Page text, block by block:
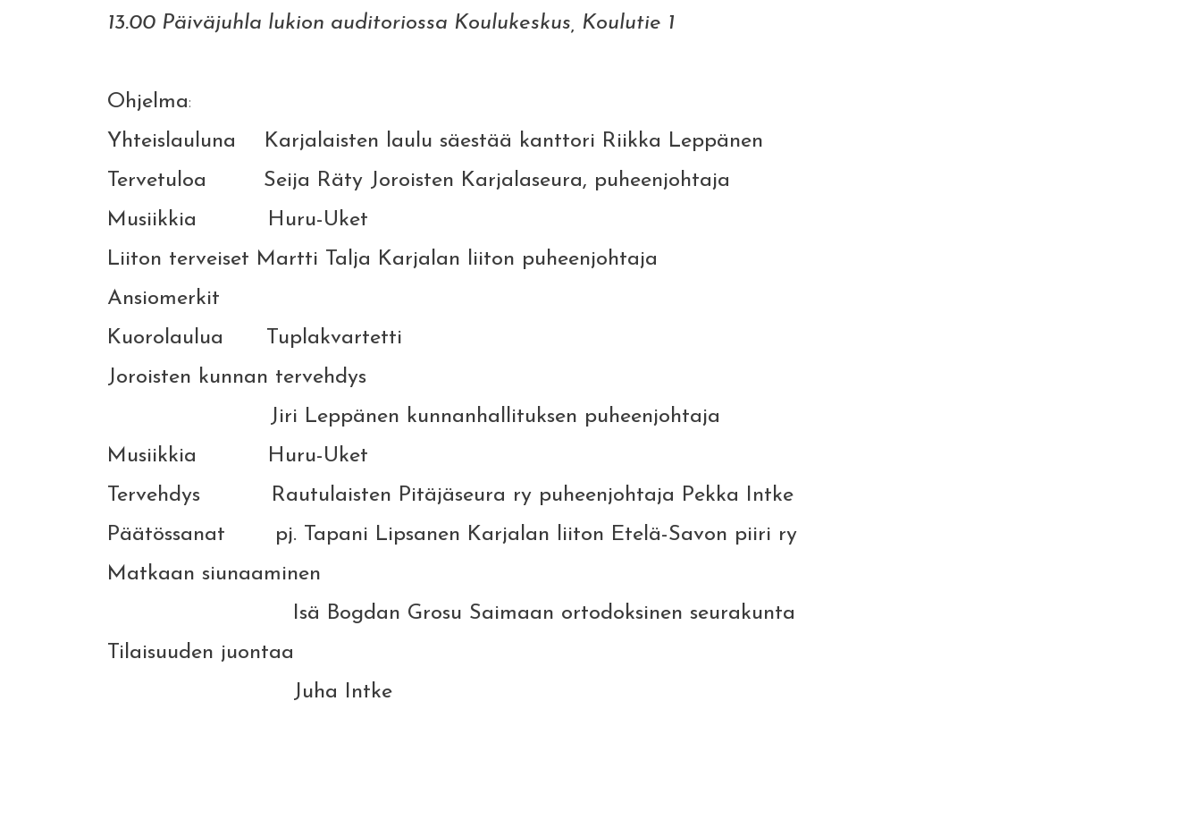
13.00 Päiväjuhla lukion auditoriossa Koulukeskus, Koulutie 1
Ohjelma:
Yhteislauluna Karjalaisten laulu säestää kanttori Riikka Leppänen
Tervetuloa Seija Räty Joroisten Karjalaseura, puheenjohtaja
Musiikkia Huru-Uket
Liiton terveiset Martti Talja Karjalan liiton puheenjohtaja
Ansiomerkit
Kuorolaulua Tuplakvartetti
Joroisten kunnan tervehdys
Jiri Leppänen kunnanhallituksen puheenjohtaja
Musiikkia Huru-Uket
Tervehdys Rautulaisten Pitäjäseura ry puheenjohtaja Pekka Intke
Päätössanat pj. Tapani Lipsanen Karjalan liiton Etelä-Savon piiri ry
Matkaan siunaaminen
Isä Bogdan Grosu Saimaan ortodoksinen seurakunta
Tilaisuuden juontaa
Juha Intke